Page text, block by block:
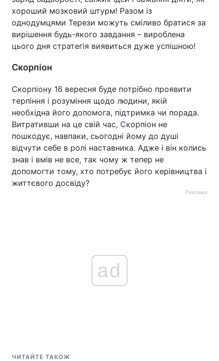
хороший мозковий штурм! Разом із
однодумцями Терези можуть сміливо братися за
вирішення будь-якого завдання – вироблена
цього дня стратегія виявиться дуже успішною!
Скорпіон
Скорпіону 16 вересня буде потрібно проявити
терпіння і розуміння щодо людини, якій
необхідна його допомога, підтримка чи порада.
Витративши на це свій час, Скорпіон не
пошкодує, навпаки, сьогодні йому до душі
відчути себе в ролі наставника. Адже і він колись
знав і вмів не все, так чому ж тепер не
допомогти тому, хто потребує його керівництва і
життєвого досвіду?
Реклама
ad
ЧИТАЙТЕ ТАКОЖ